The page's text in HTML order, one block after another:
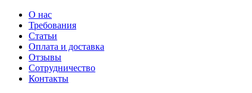
О нас
Требования
Статьи
Оплата и доставка
Отзывы
Сотрудничество
Контакты